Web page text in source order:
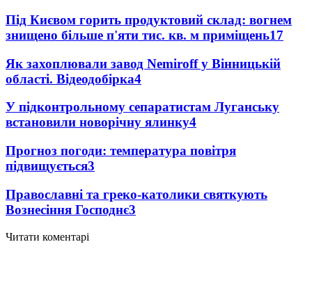
Під Києвом горить продуктовий склад: вогнем
знищено більше п'яти тис. кв. м приміщень17
Як захоплювали завод Nemiroff у Вінницькій
області. Відеодобірка4
У підконтрольному сепаратистам Луганську
встановили новорічну ялинку4
Прогноз погоди: температура повітря
підвищується3
Православні та греко-католики святкують
Вознесіння Господнє3
Читати коментарі